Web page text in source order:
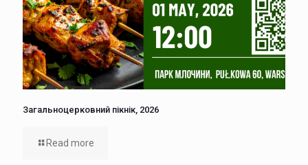
Загальноцерковний пікнік, 2026
Read more